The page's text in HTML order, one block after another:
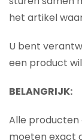
het artikel
U bent
een product
BELANGRIJK:
Alle producten
moeten exact